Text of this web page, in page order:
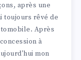
après une
toujours rêvé de
Après
à
mon